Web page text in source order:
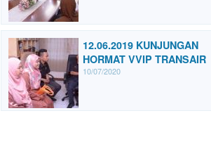
12.06.2019 KUNJUNGAN
HORMAT VVIP TRANSAIR
10/07/2020